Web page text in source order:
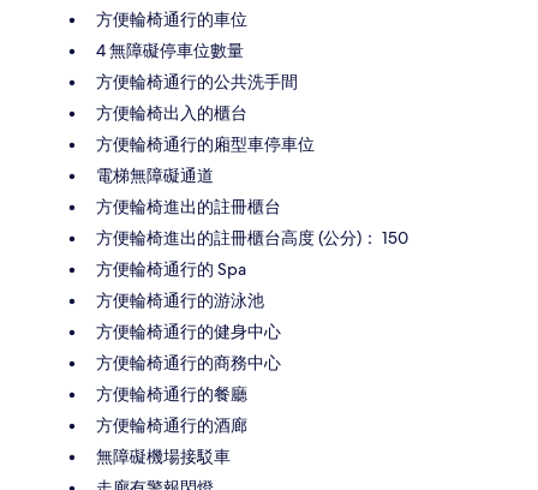
方便輪椅通行的車位
4 無障礙停車位數量
方便輪椅通行的公共洗手間
方便輪椅出入的櫃台
方便輪椅通行的廂型車停車位
電梯無障礙通道
方便輪椅進出的註冊櫃台
方便輪椅進出的註冊櫃台高度 (公分)： 150
方便輪椅通行的 Spa
方便輪椅通行的游泳池
方便輪椅通行的健身中心
方便輪椅通行的商務中心
方便輪椅通行的餐廳
方便輪椅通行的酒廊
無障礙機場接駁車